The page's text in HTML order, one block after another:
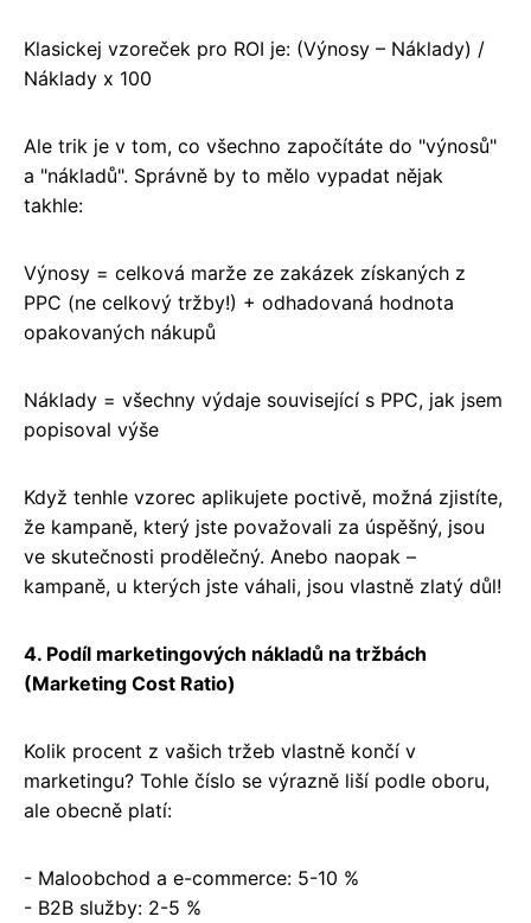
Klasickej vzoreček pro ROI je: (Výnosy – Náklady) /
Náklady x 100
Ale trik je v tom, co všechno započítáte do "výnosů"
a "nákladů". Správně by to mělo vypadat nějak
takhle:
Výnosy = celková marže ze zakázek získaných z
PPC (ne celkový tržby!) + odhadovaná hodnota
opakovaných nákupů
Náklady = všechny výdaje související s PPC, jak jsem
popisoval výše
Když tenhle vzorec aplikujete poctivě, možná zjistíte,
že kampaně, který jste považovali za úspěšný, jsou
ve skutečnosti prodělečný. Anebo naopak –
kampaně, u kterých jste váhali, jsou vlastně zlatý důl!
4. Podíl marketingových nákladů na tržbách
(Marketing Cost Ratio)
Kolik procent z vašich tržeb vlastně končí v
marketingu? Tohle číslo se výrazně liší podle oboru,
ale obecně platí:
- Maloobchod a e-commerce: 5-10 %
- B2B služby: 2-5 %